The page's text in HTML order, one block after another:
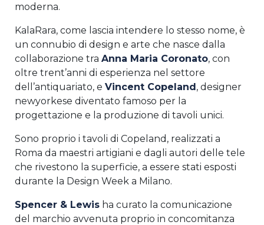
moderna.
KalaRara, come lascia intendere lo stesso nome, è
un connubio di design e arte che nasce dalla
collaborazione tra Anna Maria Coronato, con
oltre trent’anni di esperienza nel settore
dell’antiquariato, e Vincent Copeland, designer
newyorkese diventato famoso per la
progettazione e la produzione di tavoli unici.
Sono proprio i tavoli di Copeland, realizzati a
Roma da maestri artigiani e dagli autori delle tele
che rivestono la superficie, a essere stati esposti
durante la Design Week a Milano.
Spencer & Lewis ha curato la comunicazione
del marchio avvenuta proprio in concomitanza